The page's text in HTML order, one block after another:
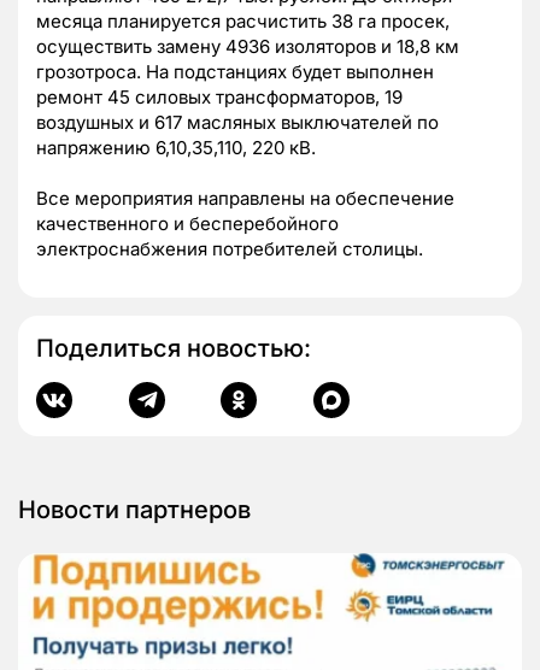
месяца планируется расчистить 38 га просек,
осуществить замену 4936 изоляторов и 18,8 км
грозотроса. На подстанциях будет выполнен
ремонт 45 силовых трансформаторов, 19
воздушных и 617 масляных выключателей по
напряжению 6,10,35,110, 220 кВ.
Все мероприятия направлены на обеспечение
качественного и бесперебойного
электроснабжения потребителей столицы.
Поделиться новостью:
Новости партнеров